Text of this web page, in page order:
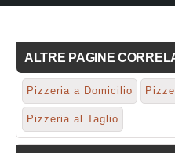
ALTRE PAGINE
Pizzeria a Domicilio
Pizzeria al Taglio